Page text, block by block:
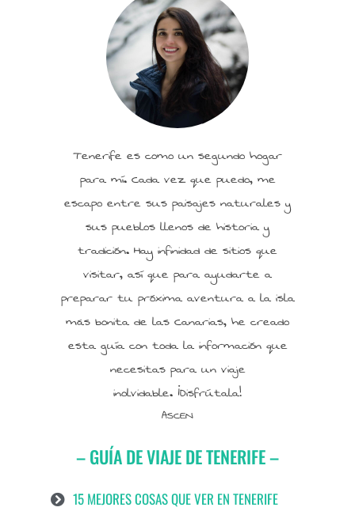
Tenerife es como un segundo hogar
para mí. Cada vez que puedo, me
escapo entre sus paisajes naturales y
sus pueblos llenos de historia y
tradición. Hay infinidad de sitios que
visitar, así que para ayudarte a
preparar tu próxima aventura a la isla
más bonita de las Canarias, he creado
esta guía con toda la información que
necesitas para un viaje
inolvidable. ¡Disfrútala!
ASCEN
– GUÍA DE VIAJE DE TENERIFE –
15 MEJORES COSAS QUE VER EN TENERIFE